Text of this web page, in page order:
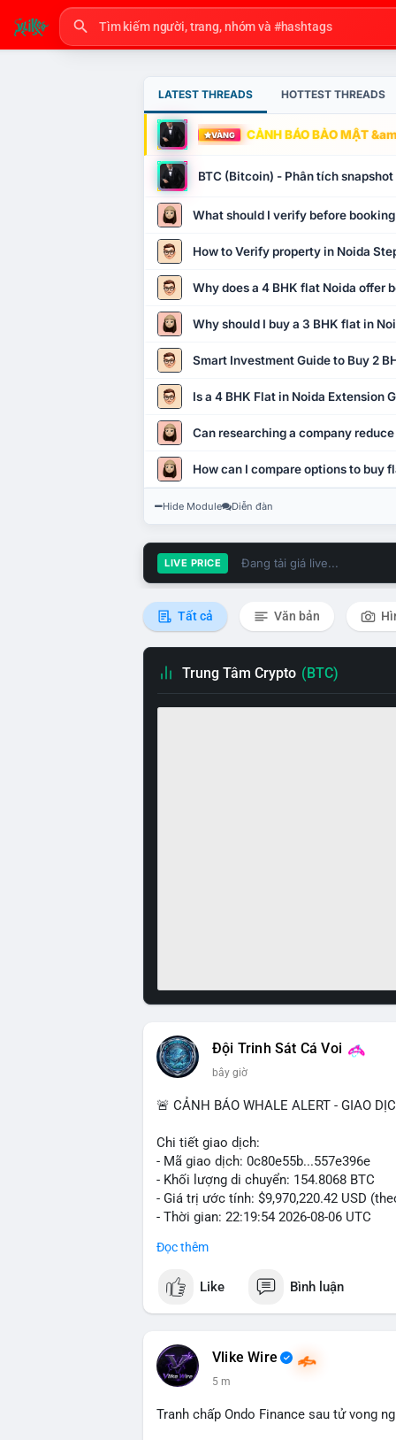
LATEST THREADS HOTTEST THREADS
VÀNG CẢNH BÁO BẢO MẬT
BTC (Bitcoin) - Phân tích
What should I verify before
How to Verify property in Noida
Why does a 4 BHK flat Noida offer
Why should I buy a 3 BHK flat in
Smart Investment Guide to Buy 2
Is a 4 BHK Flat in Noida Extension
Can researching a company
How can I compare options to buy
Hide Module Diễn đàn
LIVE PRICE Đang tải giá live...
Tất cả Văn bản
Trung Tâm Crypto (BTC)
Đội Trinh Sát Cá Voi
bây giờ
🚨 CẢNH BÁO WHALE ALERT - GIAO
Chi tiết giao dịch:
- Mã giao dịch: 0c80e55b...557e396e
- Khối lượng di chuyển: 154.8068 BTC
- Giá trị ước tính: $9,970,220.42 USD
- Thời gian: 22:19:54 2026-08-06 UTC
Một khối lượng 154.8 BTC trị giá gần 10
nhân hoặc tổ chức kiểm soát, không
nhóm cá voi tích lũy: gom coin từ nhiều
tăng; ngược lại, nếu chảy về ví lạnh, tín
hiện khá nhạy cảm với biến động lớn,
giờ tới.
Nhà đầu tư nhỏ lẻ nên thận trọng, tránh
Đọc thêm
Like Bình luận
Vlike Wire
5 m
Tranh chấp Ondo Finance sau tử vong